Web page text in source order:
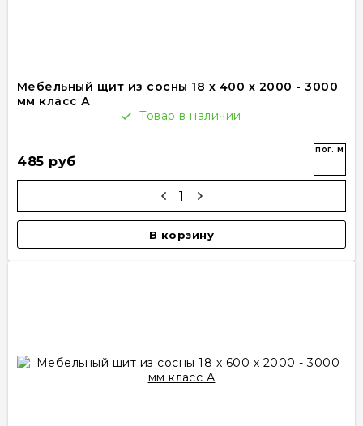
Мебельный щит из сосны 18 х 400 х 2000 - 3000
мм класс А
Товар в наличии
485 руб
пог. м
В корзину